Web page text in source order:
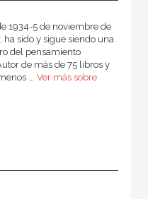
1934-5 de noviembre de
ha sido y sigue siendo una
del pensamiento
de más de 75 libros y
... Ver más sobre